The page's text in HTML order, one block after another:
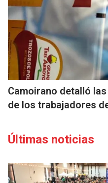
Camoirano detalló
de los trabajadores
Últimas noticias